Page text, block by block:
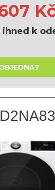
ihned k